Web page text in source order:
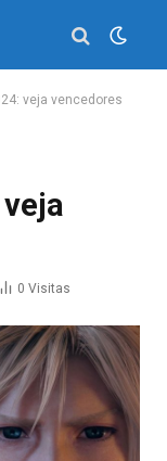
veja vencedores
0 Visitas